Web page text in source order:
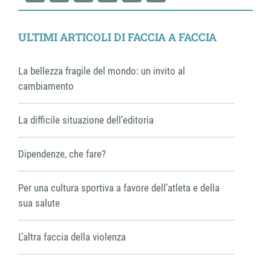
Facebook
X LinkedIn
WhatsApp
EmailShare
ULTIMI ARTICOLI DI FACCIA A FACCIA
La bellezza fragile del mondo: un invito al
cambiamento
La difficile situazione dell’editoria
Dipendenze, che fare?
Per una cultura sportiva a favore dell’atleta e della
sua salute
L’altra faccia della violenza